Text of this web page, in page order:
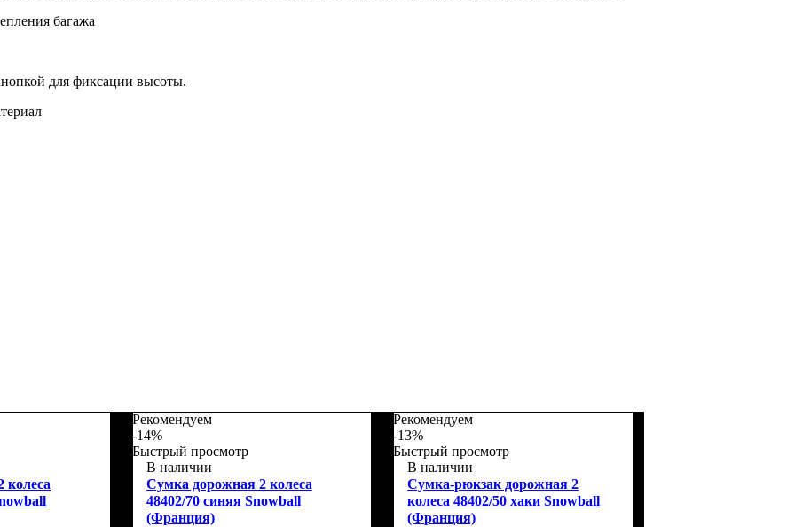
багажа
для фиксации высоты.
колеса
Рекомендуем
-14%
Быстрый просмотр
В наличии
Сумка дорожная 2 колеса
48402/70 синяя Snowball
(Франция)
Рекомендуем
-13%
Быстрый просмотр
В наличии
Сумка-рюкзак дорожная 2
колеса 48402/50 хаки Snowball
(Франция)